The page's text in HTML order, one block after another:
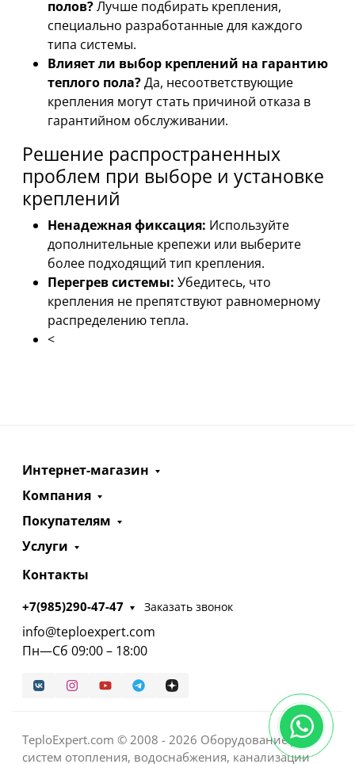
полов?Лучше подбирать крепления,
специально разработанные для каждого
типа системы.
Влияет ли выбор креплений на гарантию
теплого пола?Да, несоответствующие
крепления могут стать причиной отказа в
гарантийном обслуживании.
Решение распространенных
проблем при выборе и установке
креплений
Ненадежная фиксация: Используйте
дополнительные крепежи или выберите
более подходящий тип крепления.
Перегрев системы: Убедитесь, что
крепления не препятствуют равномерному
распределению тепла.
<
Интернет-магазин
Компания
Покупателям
Услуги
Контакты
+7(985)290-47-47 Заказать звонок
info@teploexpert.com
Пн—Сб 09:00 – 18:00
TeploExpert.com © 2008 - 2026 Оборудование для
систем отопления, водоснабжения, канализации